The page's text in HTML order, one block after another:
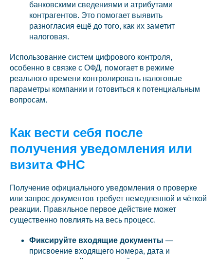
банковскими сведениями и атрибутами
контрагентов. Это помогает выявить
разногласия ещё до того, как их заметит
налоговая.
Использование систем цифрового контроля,
особенно в связке с ОФД, помогает в режиме
реального времени контролировать налоговые
параметры компании и готовиться к потенциальным
вопросам.
Как вести себя после
получения уведомления или
визита ФНС
Получение официального уведомления о проверке
или запрос документов требует немедленной и чёткой
реакции. Правильное первое действие может
существенно повлиять на весь процесс.
Фиксируйте входящие документы —
присвоение входящего номера, дата и